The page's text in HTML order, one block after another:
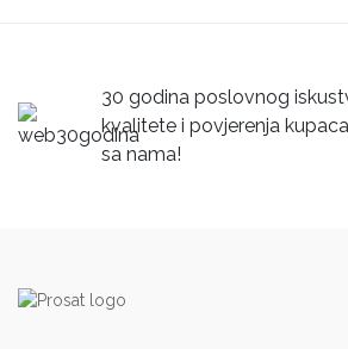
30 godina poslovnog
kvalitete i povjerenja
sa nama!